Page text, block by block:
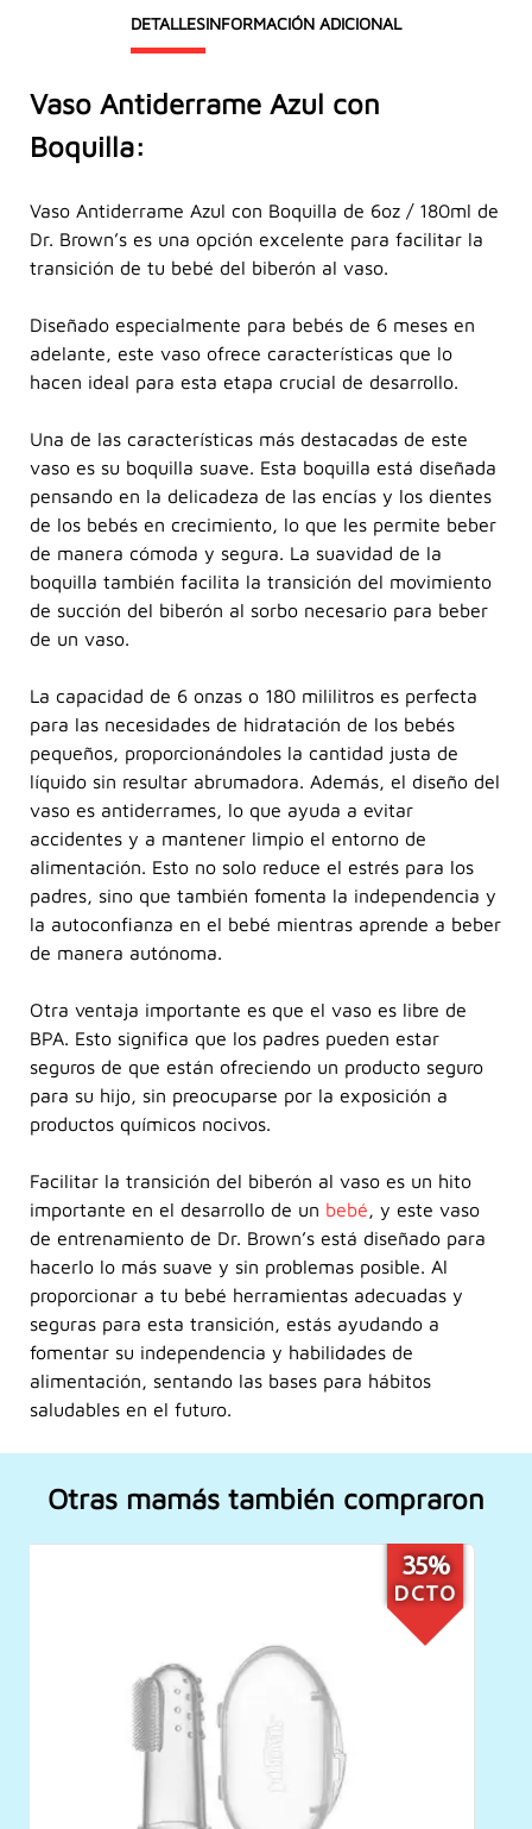
DETALLESINFORMACIÓN ADICIONAL
Vaso Antiderrame Azul con
Boquilla:
Vaso Antiderrame Azul con Boquilla de 6oz / 180ml de
Dr. Brown’s es una opción excelente para facilitar la
transición de tu bebé del biberón al vaso.
Diseñado especialmente para bebés de 6 meses en
adelante, este vaso ofrece características que lo
hacen ideal para esta etapa crucial de desarrollo.
Una de las características más destacadas de este
vaso es su boquilla suave. Esta boquilla está diseñada
pensando en la delicadeza de las encías y los dientes
de los bebés en crecimiento, lo que les permite beber
de manera cómoda y segura. La suavidad de la
boquilla también facilita la transición del movimiento
de succión del biberón al sorbo necesario para beber
de un vaso.
La capacidad de 6 onzas o 180 mililitros es perfecta
para las necesidades de hidratación de los bebés
pequeños, proporcionándoles la cantidad justa de
líquido sin resultar abrumadora. Además, el diseño del
vaso es antiderrames, lo que ayuda a evitar
accidentes y a mantener limpio el entorno de
alimentación. Esto no solo reduce el estrés para los
padres, sino que también fomenta la independencia y
la autoconfianza en el bebé mientras aprende a beber
de manera autónoma.
Otra ventaja importante es que el vaso es libre de
BPA. Esto significa que los padres pueden estar
seguros de que están ofreciendo un producto seguro
para su hijo, sin preocuparse por la exposición a
productos químicos nocivos.
Facilitar la transición del biberón al vaso es un hito
importante en el desarrollo de un bebé, y este vaso
de entrenamiento de Dr. Brown’s está diseñado para
hacerlo lo más suave y sin problemas posible. Al
proporcionar a tu bebé herramientas adecuadas y
seguras para esta transición, estás ayudando a
fomentar su independencia y habilidades de
alimentación, sentando las bases para hábitos
saludables en el futuro.
Otras mamás también compraron
34%
DCTO